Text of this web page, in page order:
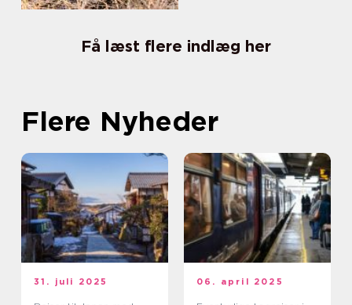
Få læst flere indlæg her
Flere Nyheder
31. juli 2025 06. april 2025